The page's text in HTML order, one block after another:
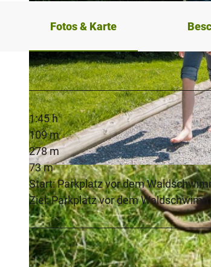
© Bad Wünnenberg Touristik GmbH/Lea Franke |CC-BY-SA
Fotos & Karte
1:45 h
109 m
278 m
73 m
Start: Parkplatz vor dem
Ziel: Parkplatz vor dem